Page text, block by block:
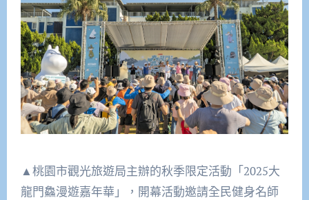
▲桃園市觀光旅遊局主辦的秋季限定活動「2025大
龍門鱻漫遊嘉年華」，開幕活動邀請全民健身名師